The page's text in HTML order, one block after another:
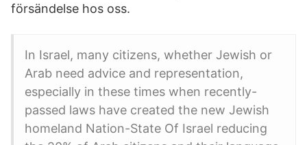
försändelse hos oss.
In Israel, many citizens, whether Jewish or
Arab need advice and representation,
especially in these times when recently-
passed laws have created the new Jewish
homeland Nation-State Of Israel reducing